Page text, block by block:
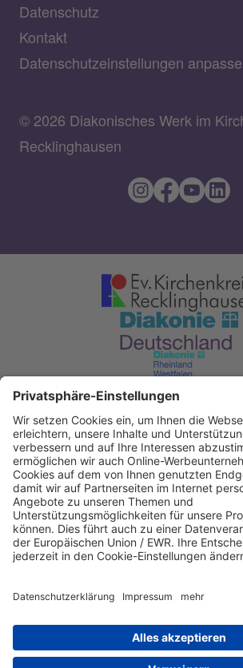
Datenschutz
Kontakt
Datenschutzeinstellungen
© 2026 Diakonisches Werk im
Recklinghausen
Diakonisches Werk im
Recklinghausen
KD Bank Dortmund
IBAN: DE53 3506 0190 2104 6340
IBAN kopieren
Direkt Online spenden